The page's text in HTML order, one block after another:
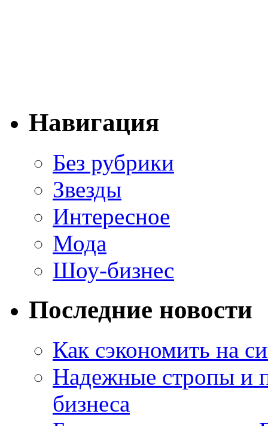
Навигация
Без рубрики
Звезды
Интересное
Мода
Шоу-бизнес
Последние новости
Как сэкономить на
Надежные стропы и
бизнеса